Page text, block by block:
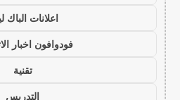
اعلانات الباك
فودوافون اخبار
تقنية
التدريس